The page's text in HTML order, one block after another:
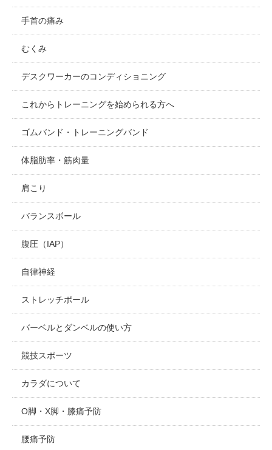
手首の痛み
むくみ
デスクワーカーのコンディショニング
これからトレーニングを始められる方へ
ゴムバンド・トレーニングバンド
体脂肪率・筋肉量
肩こり
バランスボール
腹圧（IAP）
自律神経
ストレッチポール
バーベルとダンベルの使い方
競技スポーツ
カラダについて
O脚・X脚・膝痛予防
腰痛予防